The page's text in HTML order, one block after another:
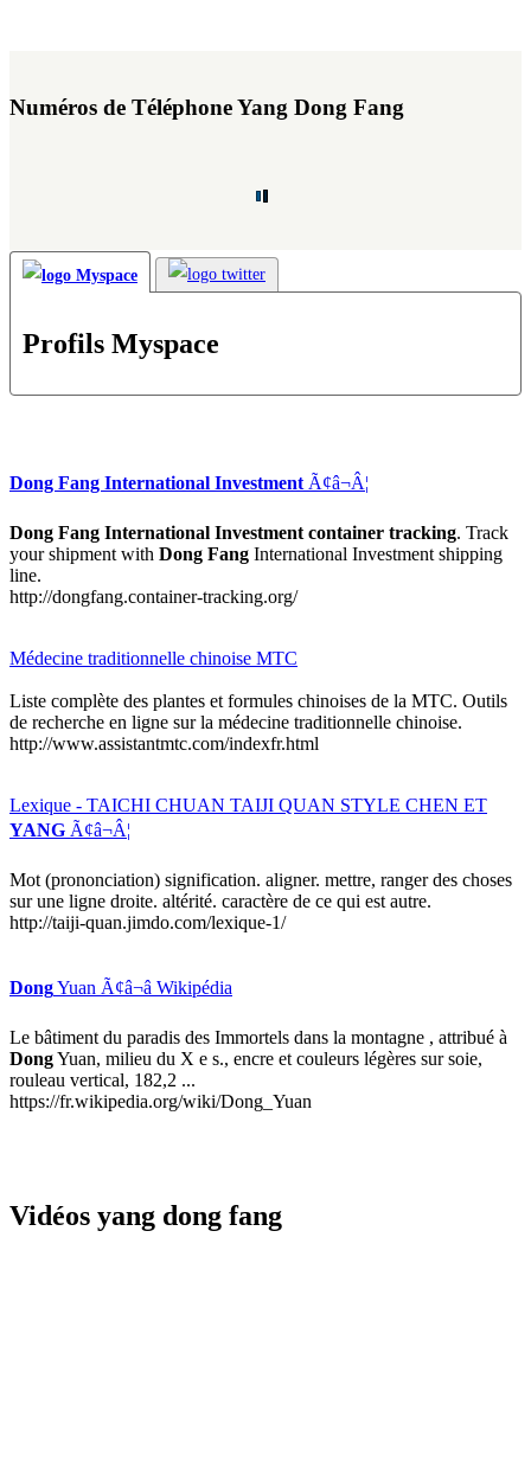
Numéros de Téléphone Yang Dong Fang
Profils Myspace
Dong Fang International InvestmentÃ¢â¬Â¦
Dong Fang International Investment container tracking. Track
your shipment with Dong Fang International Investment shipping
line.
http://dongfang.container-tracking.org/
Médecine traditionnelle chinoise MTC
Liste complète des plantes et formules chinoises de la MTC. Outils
de recherche en ligne sur la médecine traditionnelle chinoise.
http://www.assistantmtc.com/indexfr.html
Lexique - TAICHI CHUAN TAIJI QUAN STYLE CHEN ET
YANG Ã¢â¬Â¦
Mot (prononciation) signification. aligner. mettre, ranger des choses
sur une ligne droite. altérité. caractère de ce qui est autre.
http://taiji-quan.jimdo.com/lexique-1/
DongYuan Ã¢â¬â Wikipédia
Le bâtiment du paradis des Immortels dans la montagne , attribué à
DongYuan, milieu du X e s., encre et couleurs légères sur soie,
rouleau vertical, 182,2 ...
https://fr.wikipedia.org/wiki/Dong_Yuan
Vidéos yang dong fang